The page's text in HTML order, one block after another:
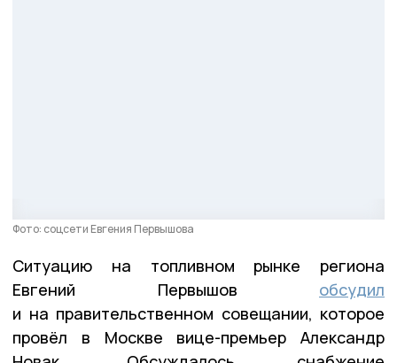
Фото: соцсети Евгения Первышова
Ситуацию на топливном рынке региона
Евгений Первышов обсудил
и на правительственном совещании, которое
провёл в Москве вице-премьер Александр